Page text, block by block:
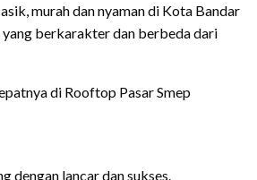
murah dan nyaman di Kota Bandar
yang berkarakter dan berbeda dari
di Rooftop Pasar Smep
dengan lancar dan sukses.